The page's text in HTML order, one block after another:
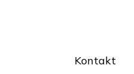
Kontakt